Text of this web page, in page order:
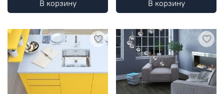
В корзину В корзину